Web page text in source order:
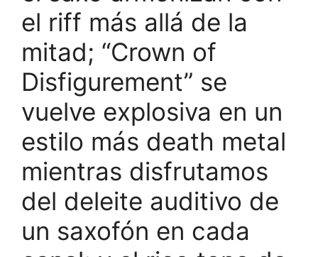
el riff más allá de la
mitad; “Crown of
Disfigurement” se
vuelve explosiva en un
estilo más death metal
mientras disfrutamos
del deleite auditivo de
un saxofón en cada